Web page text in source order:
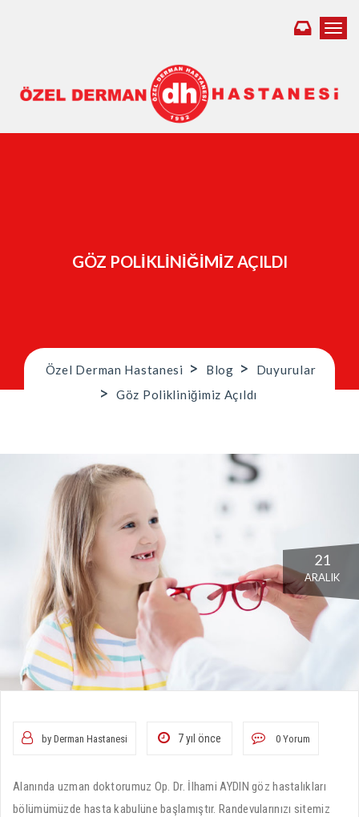
GÖZ POLIKLINIĞIMIZ AÇILDI
Özel Derman Hastanesi > Blog > Duyurular
> Göz Polikliniğimiz Açıldı
21
ARALIK
by Derman Hastanesi 7 yıl önce 0 Yorum
Alanında uzman doktorumuz Op. Dr. İlhami AYDIN göz hastalıkları
bölümümüzde hasta kabulüne başlamıştır. Randevularınızı sitemiz